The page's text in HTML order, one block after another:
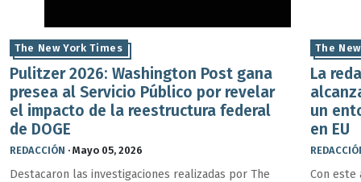
The New York Times
Pulitzer 2026: Washington Post gana
presea al Servicio Público por revelar
el impacto de la reestructura federal
de DOGE
REDACCIÓN · Mayo 05, 2026
Destacaron las investigaciones realizadas por The
The
La
un
en EU
Con este